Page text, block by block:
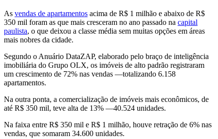
As vendas de apartamentos acima de R$ 1 milhão e abaixo de R$
350 mil foram as que mais cresceram no ano passado na capital
paulista, o que deixou a classe média sem muitas opções em áreas
mais nobres da cidade.
Segundo o Anuário DataZAP, elaborado pelo braço de inteligência
imobiliária do Grupo OLX, os imóveis de alto padrão registraram
um crescimento de 72% nas vendas —totalizando 6.158
apartamentos.
Na outra ponta, a comercialização de imóveis mais econômicos, de
até R$ 350 mil, teve alta de 13% —40.524 unidades.
Na faixa entre R$ 350 mil e R$ 1 milhão, houve retração de 6% nas
vendas, que somaram 34.600 unidades.